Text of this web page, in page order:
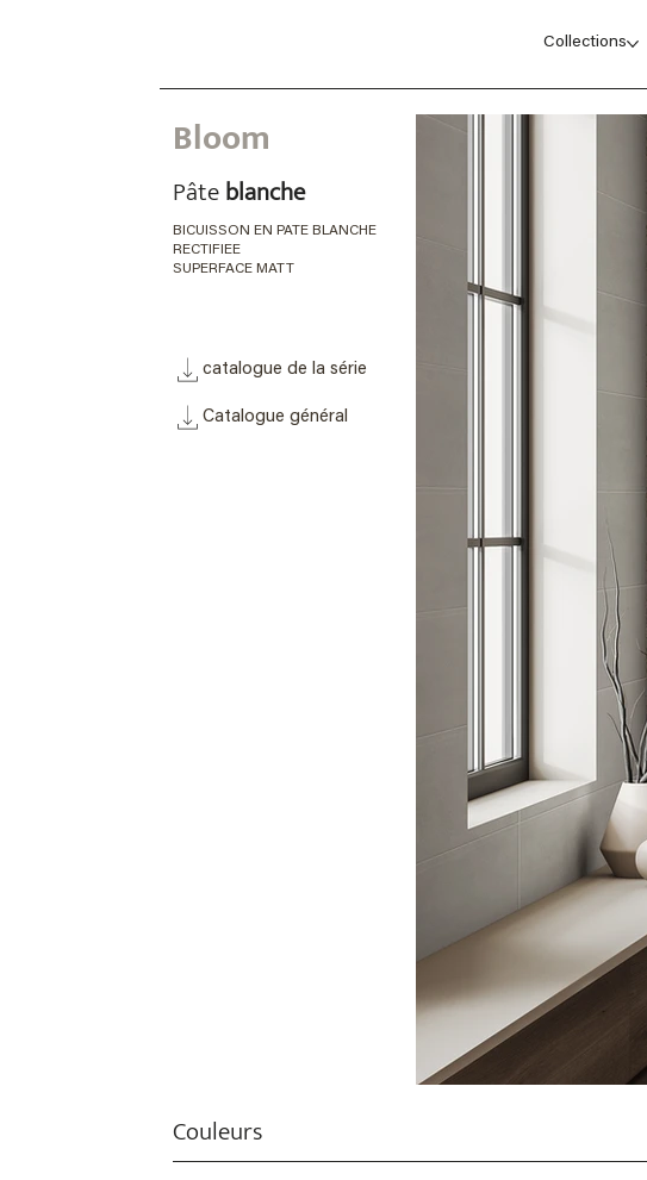
Collections
Bloom
Pâteblanche
BICUISSON EN PATE BLANCHE
RECTIFIEE
SUPERFACE MATT
catalogue de la série
Catalogue général
Couleurs